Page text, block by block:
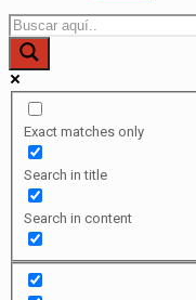
Exact matches only
Search in title
Search in content